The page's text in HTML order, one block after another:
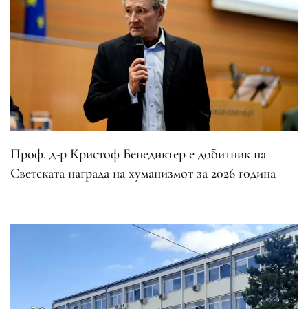
Проф. д-р Кристоф Бенедиктер е добитник на
Светската награда на хуманизмот за 2026 година